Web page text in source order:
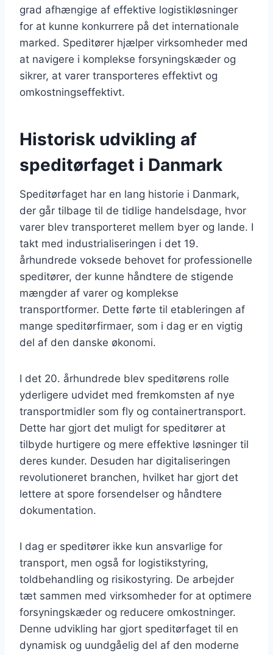
grad afhængige af effektive logistikløsninger
for at kunne konkurrere på det internationale
marked. Speditører hjælper virksomheder med
at navigere i komplekse forsyningskæder og
sikrer, at varer transporteres effektivt og
omkostningseffektivt.
Historisk udvikling af
speditørfaget i Danmark
Speditørfaget har en lang historie i Danmark,
der går tilbage til de tidlige handelsdage, hvor
varer blev transporteret mellem byer og lande. I
takt med industrialiseringen i det 19.
århundrede voksede behovet for professionelle
speditører, der kunne håndtere de stigende
mængder af varer og komplekse
transportformer. Dette førte til etableringen af
mange speditørfirmaer, som i dag er en vigtig
del af den danske økonomi.
I det 20. århundrede blev speditørens rolle
yderligere udvidet med fremkomsten af nye
transportmidler som fly og containertransport.
Dette har gjort det muligt for speditører at
tilbyde hurtigere og mere effektive løsninger til
deres kunder. Desuden har digitaliseringen
revolutioneret branchen, hvilket har gjort det
lettere at spore forsendelser og håndtere
dokumentation.
I dag er speditører ikke kun ansvarlige for
transport, men også for logistikstyring,
toldbehandling og risikostyring. De arbejder
tæt sammen med virksomheder for at optimere
forsyningskæder og reducere omkostninger.
Denne udvikling har gjort speditørfaget til en
dynamisk og uundgåelig del af den moderne